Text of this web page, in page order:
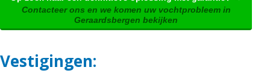
Contacteer ons en we komen uw vochtprobleem in
Geraardsbergen bekijken
Vestigingen: